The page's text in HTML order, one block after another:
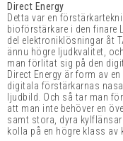
Direct Energy
Detta var en
bioförstärkare i den finare
del elektroniklösningar åt
ännu högre ljudkvalitet,
man förlitat sig på den
Direct Energy är form av
digitala förstärkarnas
ljudbild. Och så tar man
att man inte behöver en
samt stora, dyra
kolla på en högre klass av